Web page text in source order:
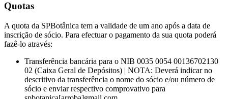
Quotas
A quota da SPBotânica tem a validade de um ano após a data de
inscrição de sócio. Para efectuar o pagamento da sua quota poderá
fazê-lo através:
Transferência bancária para o NIB 0035 0054 00136702130
02 (Caixa Geral de Depósitos) | NOTA: Deverá indicar no
descritivo da transferência o nome do sócio e/ou número de
sócio e enviar respectivo comprovativo para